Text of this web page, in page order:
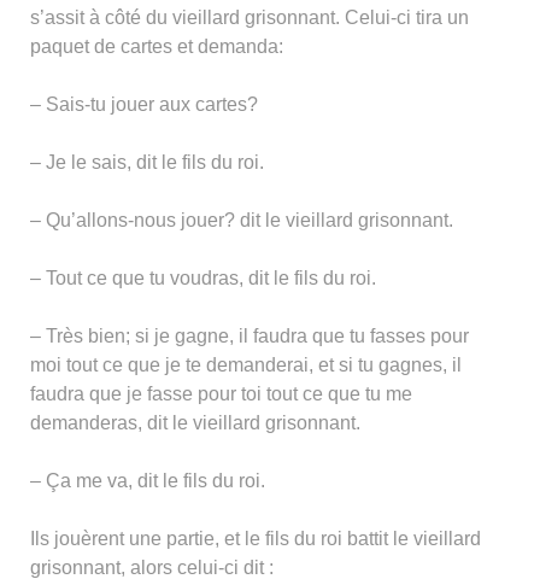
s’assit à côté du vieillard grisonnant. Celui-ci tira un
paquet de cartes et demanda:
– Sais-tu jouer aux cartes?
– Je le sais, dit le fils du roi.
– Qu’allons-nous jouer? dit le vieillard grisonnant.
– Tout ce que tu voudras, dit le fils du roi.
– Très bien; si je gagne, il faudra que tu fasses pour
moi tout ce que je te demanderai, et si tu gagnes, il
faudra que je fasse pour toi tout ce que tu me
demanderas, dit le vieillard grisonnant.
– Ça me va, dit le fils du roi.
Ils jouèrent une partie, et le fils du roi battit le vieillard
grisonnant, alors celui-ci dit :